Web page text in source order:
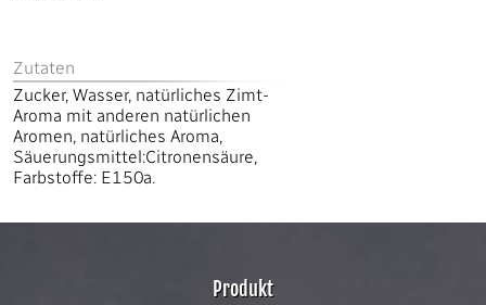
Zutaten
Zucker, Wasser, natürliches Zimt-
Aroma mit anderen natürlichen
Aromen, natürliches Aroma,
Säuerungsmittel:Citronensäure,
Farbstoffe: E150a.
Produkt